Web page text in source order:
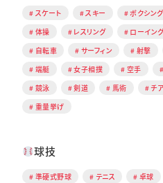
スケート スキー ボクシング
体操
レスリング ローイン
自転車
サーフィン 射撃
端艇
女子相撲 空手
競泳
剣道 馬術 チ
重量挙げ
球技
準硬式野球 テニス 卓球